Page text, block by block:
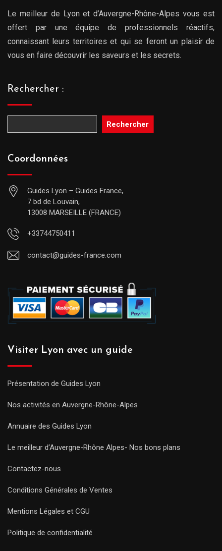
Le meilleur de Lyon et d’Auvergne-Rhône-Alpes vous est
offert par une équipe de professionnels réactifs,
connaissant leurs territoires et qui se feront un plaisir de
vous en faire découvrir les saveurs et les secrets.
Rechercher :
Rechercher
Coordonnées
Guides Lyon – Guides France,
7 bd de Louvain,
13008 MARSEILLE (FRANCE)
+33744750411
contact@guides-france.com
Visiter Lyon avec un guide
Présentation de Guides Lyon
Nos activités en Auvergne-Rhône-Alpes
Annuaire des Guides Lyon
Le meilleur d’Auvergne-Rhône Alpes- Nos bons plans
Contactez-nous
Conditions Générales de Ventes
Mentions Légales et CGU
Politique de confidentialité